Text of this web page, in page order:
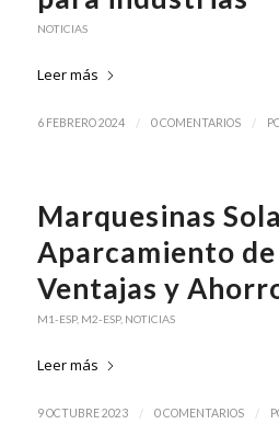
NOTICIAS
Leer más
6 FEBRERO 2024 / 0 COMENTARIOS /
Marquesinas
Aparcamiento de
Ventajas y
M1-ESP, M2-ESP, NOTICIAS
Leer más
9 OCTUBRE 2023 / 0 COMENTARIOS /